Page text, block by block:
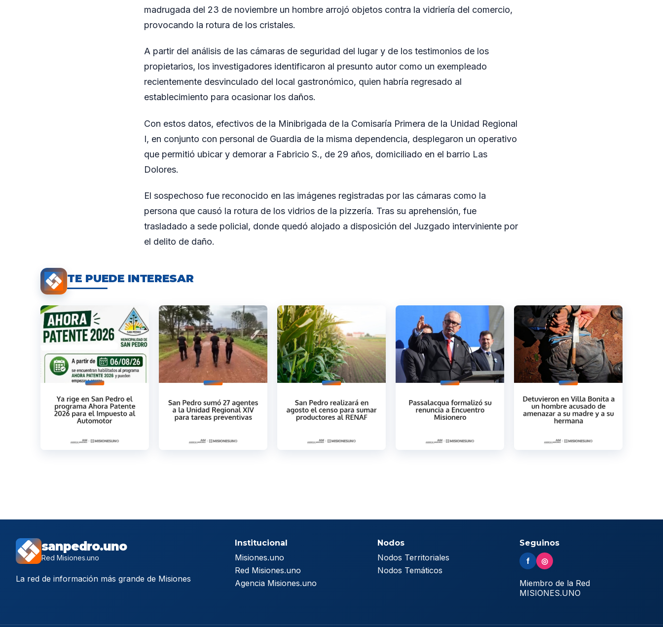
madrugada del 23 de noviembre un hombre arrojó objetos contra la vidriería del comercio,
provocando la rotura de los cristales.
A partir del análisis de las cámaras de seguridad del lugar y de los testimonios de los
propietarios, los investigadores identificaron al presunto autor como un exempleado
recientemente desvinculado del local gastronómico, quien habría regresado al
establecimiento para ocasionar los daños.
Con estos datos, efectivos de la Minibrigada de la Comisaría Primera de la Unidad Regional
I, en conjunto con personal de Guardia de la misma dependencia, desplegaron un operativo
que permitió ubicar y demorar a Fabricio S., de 29 años, domiciliado en el barrio Las
Dolores.
El sospechoso fue reconocido en las imágenes registradas por las cámaras como la
persona que causó la rotura de los vidrios de la pizzería. Tras su aprehensión, fue
trasladado a sede policial, donde quedó alojado a disposición del Juzgado interviniente por
el delito de daño.
TE PUEDE INTERESAR
sanpedro.uno
Red Misiones.uno
La red de información más grande de Misiones
Institucional
Misiones.uno
Red Misiones.uno
Agencia Misiones.uno
Nodos
Nodos Territoriales
Nodos Temáticos
Seguinos
f ◎
Miembro de la Red
MISIONES.UNO